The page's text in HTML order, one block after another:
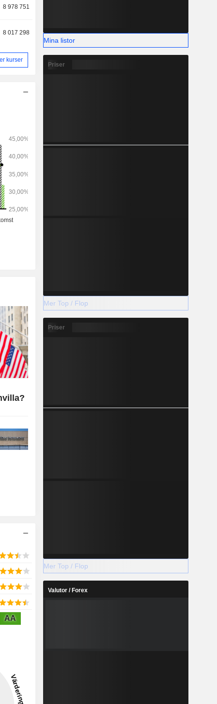
8 978 751
8 017 298
kurser
AA
Mina listor
Priser
Mer Top / Flop
Priser
Mer Top / Flop
Valutor / Forex